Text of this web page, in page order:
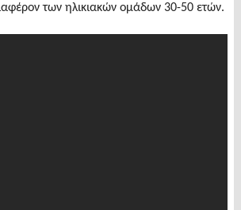
των ηλικιακών ομάδων 30-50 ετών.